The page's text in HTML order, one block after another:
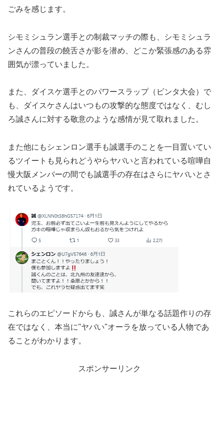
ごみを感じます。
シモミシュラン選手との制裁マッチの際も、シモミシュラ
ンさんの普段の饒舌さが影を潜め、どこか緊張感のある雰
囲気が漂っていました。
また、ダイスケ選手とのパワースラップ（ビンタ大会）で
も、ダイスケさんはいつもの攻撃的な態度ではなく、むし
ろ誠さんに対する敬意のような感情が見て取れました。
また他にもシェンロン選手も誠選手のことを一目置いてい
るツイートも見られどうやらヤバいと言われている喧嘩自
慢大阪メンバーの間でも誠選手の存在はさらにヤバいとさ
れているようです。
これらのエピソードからも、誠さんが単なる話題作りの存
在ではなく、本当に"ヤバい"オーラを放っている人物であ
ることがわかります。
スポンサーリンク